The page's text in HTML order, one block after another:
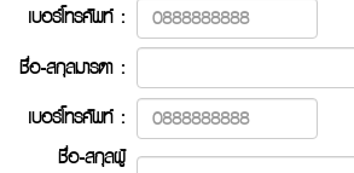
เบอร์โทรศัพท์ :
ชื่อ-สกุลมารดา :
เบอร์โทรศัพท์ :
ชื่อ-สกุลผู้